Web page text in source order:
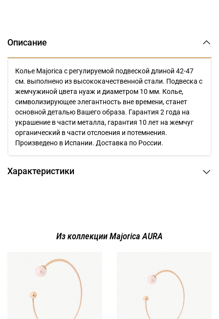
Описание
Колье Majorica с регулируемой подвеской длиной 42-47
см. выполнено из высококачественной стали. Подвеска с
жемчужиной цвета нуаж и диаметром 10 мм. Колье,
символизирующее элегантность вне времени, станет
основной деталью Вашего образа. Гарантия 2 года на
украшение в части металла, гарантия 10 лет на жемчуг
органический в части отслоения и потемнения.
Произведено в Испании. Доставка по России.
Характеристики
Из коллекции Majorica AURA